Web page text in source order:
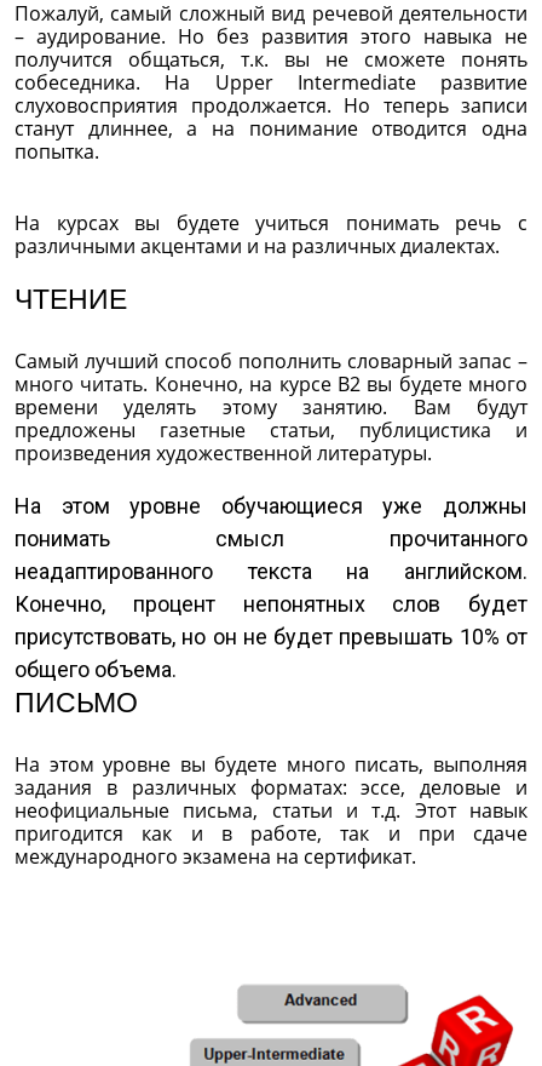
Пожалуй, самый сложный вид речевой деятельности
– аудирование. Но без развития этого навыка не
получится общаться, т.к. вы не сможете понять
собеседника. На Upper Intermediate развитие
слуховосприятия продолжается. Но теперь записи
станут длиннее, а на понимание отводится одна
попытка.
На курсах вы будете учиться понимать речь с
различными акцентами и на различных диалектах.
ЧТЕНИЕ
Самый лучший способ пополнить словарный запас –
много читать. Конечно, на курсе В2 вы будете много
времени уделять этому занятию. Вам будут
предложены газетные статьи, публицистика и
произведения художественной литературы.
На этом уровне обучающиеся уже должны
понимать смысл прочитанного
неадаптированного текста на английском.
Конечно, процент непонятных слов будет
присутствовать, но он не будет превышать 10% от
общего объема.
ПИСЬМО
На этом уровне вы будете много писать, выполняя
задания в различных форматах: эссе, деловые и
неофициальные письма, статьи и т.д. Этот навык
пригодится как и в работе, так и при сдаче
международного экзамена на сертификат.